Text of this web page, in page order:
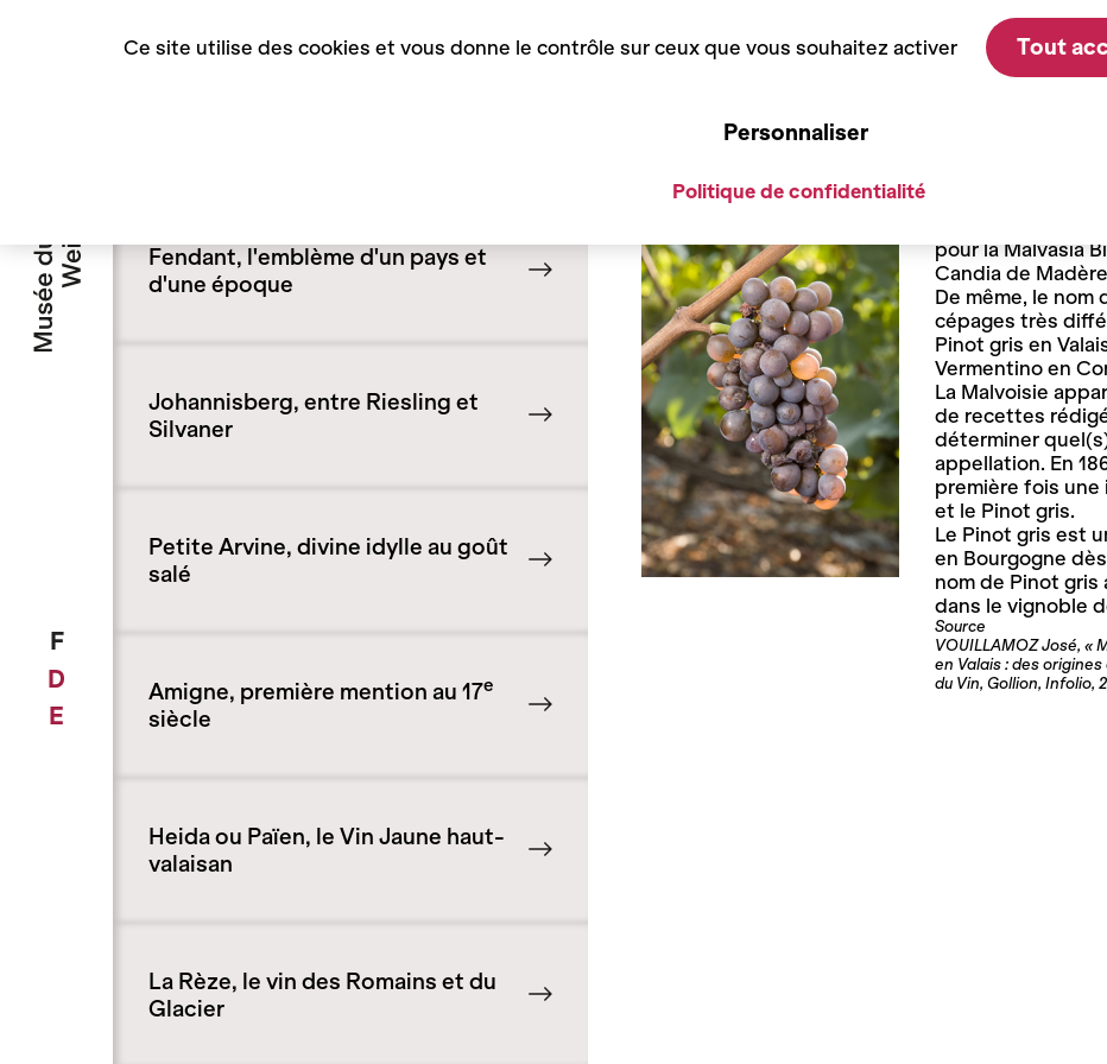
F
D
E
Fendant, l'emblème d'un pays et
d'une époque
Johannisberg, entre Riesling et
Silvaner
Petite Arvine, divine idylle au goût
salé
Amigne, première mention au 17e
siècle
Heida ou Païen, le Vin Jaune haut-
valaisan
La Rèze, le vin des Romains et du
Glacier
Malvoisie, Pinot Gris : une
pour la Malvasia
Candia de
De même, le
cépages très
Pinot gris en
Vermentino en
La Malvoisie
de recettes rédigé
déterminer
appellation. En
première fois une
et le Pinot gris.
Le Pinot gris est
en Bourgogne
nom de Pinot gris
dans le vignoble
Source
VOUILLAMOZ José, «
en Valais : des
du Vin, Gollion, Infolio,
Ce site utilise des cookies et vous donne le contrôle sur ceux que vous souhaitez activer Tout
Personnaliser
Politique de confidentialité